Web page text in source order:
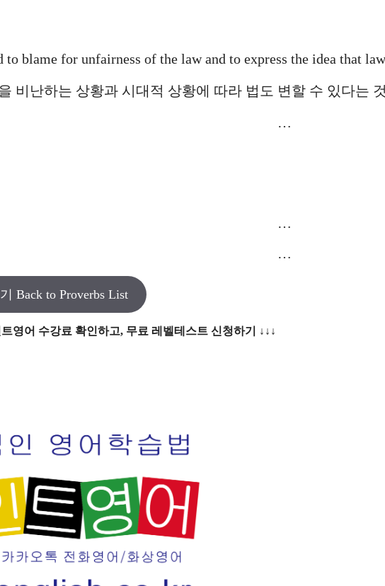
to blame for unfairness of the law and to express the idea that
비난하는 상황과 시대적 상황에 따라 법도 변할 수 있다는
…
…
…
Back to Proverbs List
영어 수강료 확인하고, 무료 레벨테스트 신청하기 ↓↓↓